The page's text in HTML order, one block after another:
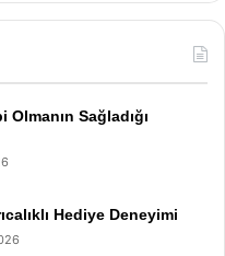
Olmanın Sağladığı
Hediye Deneyimi